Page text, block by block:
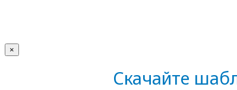
×
Скачайте